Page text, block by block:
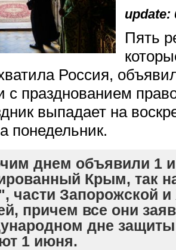
update:
Пять
Россия,
с празднованием
выпадает на
понедельник.
днем объявили 1
Крым, так
части Запорожской и
причем все они
дне защиты
1 июня.